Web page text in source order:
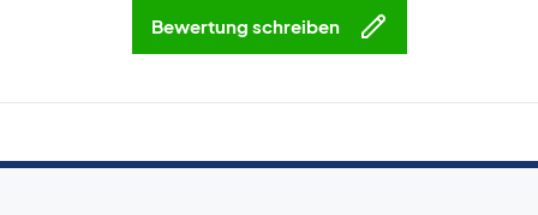
Bewertung schreiben